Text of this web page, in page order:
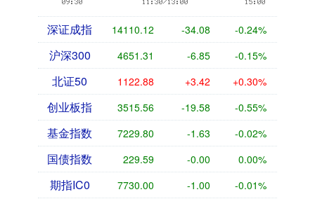
深证成指 14110.12 -34.08 -0.24%
沪深300 4651.31 -6.85 -0.15%
北证50 1122.88 +3.42 +0.30%
创业板指 3515.56 -19.58 -0.55%
基金指数 7229.80 -1.63 -0.02%
国债指数 229.59 -0.00 0.00%
期指IC0 7730.00 -1.00 -0.01%